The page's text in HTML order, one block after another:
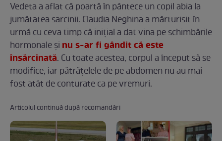
Vedeta a aflat că poartă în pântece un copil abia la
jumătatea sarcinii. Claudia Neghina a mărturisit în
urmă cu ceva timp că inițial a dat vina pe schimbările
hormonale și nu s-ar fi gândit că este
însărcinată. Cu toate acestea, corpul a început să se
modifice, iar pătrățelele de pe abdomen nu au mai
fost atât de conturate ca pe vremuri.
Articolul continuă după recomandări